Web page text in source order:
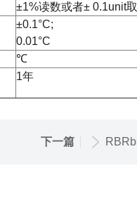
±1%读数或者± 0.1unit
±0.1°C;
0.01°C
℃
1年
下一篇